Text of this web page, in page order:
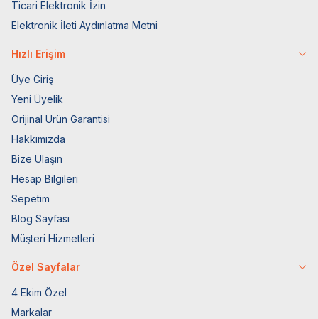
Ticari Elektronik İzin
Elektronik İleti Aydınlatma Metni
Hızlı Erişim
Üye Giriş
Yeni Üyelik
Orijinal Ürün Garantisi
Hakkımızda
Bize Ulaşın
Hesap Bilgileri
Sepetim
Blog Sayfası
Müşteri Hizmetleri
Özel Sayfalar
4 Ekim Özel
Markalar